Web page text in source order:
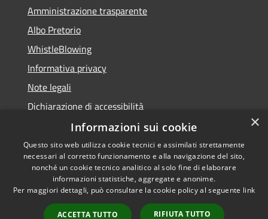
Amministrazione trasparente
Albo Pretorio
WhistleBlowing
Informativa privacy
Note legali
Dichiarazione di accessibilità
Accessibilità
Privacy
Copyright © 2026 • Città di
Montecchio Maggiore •
Powered byMunicipium •
Accesso redazione
×
Informazioni sui cookie
Questo sito web utilizza cookie tecnici e assimilati strettamente
necessari al corretto funzionamento e alla navigazione del sito,
nonché un cookie tecnico analitico al solo fine di elaborare
informazioni statistiche, aggregate e anonime.
Per maggiori dettagli, può consultare la cookie policy al seguente link
ACCETTA TUTTO RIFIUTA TUTTO